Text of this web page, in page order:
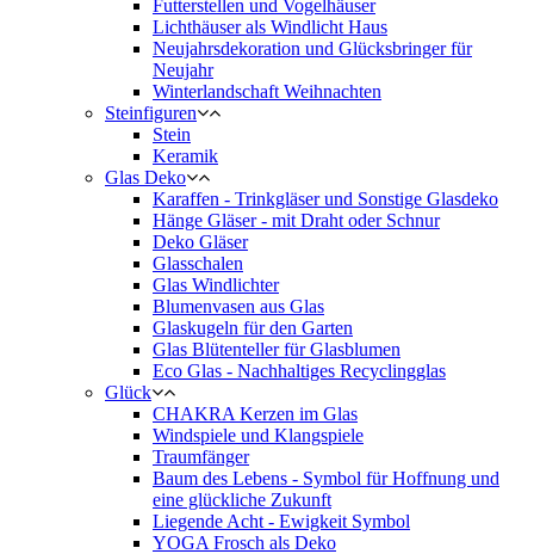
Futterstellen und Vogelhäuser
Lichthäuser als Windlicht Haus
Neujahrsdekoration und Glücksbringer für
Neujahr
Winterlandschaft Weihnachten
Steinfiguren
Stein
Keramik
Glas Deko
Karaffen - Trinkgläser und Sonstige Glasdeko
Hänge Gläser - mit Draht oder Schnur
Deko Gläser
Glasschalen
Glas Windlichter
Blumenvasen aus Glas
Glaskugeln für den Garten
Glas Blütenteller für Glasblumen
Eco Glas - Nachhaltiges Recyclingglas
Glück
CHAKRA Kerzen im Glas
Windspiele und Klangspiele
Traumfänger
Baum des Lebens - Symbol für Hoffnung und
eine glückliche Zukunft
Liegende Acht - Ewigkeit Symbol
YOGA Frosch als Deko